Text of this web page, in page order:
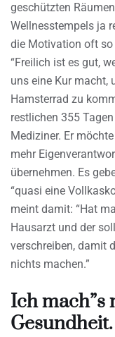
geschützten
Wellnesstempels ja
die Motivation oft so
“Freilich ist es gut,
uns eine Kur macht,
Hamsterrad zu
restlichen 355
Mediziner. Er
mehr
übernehmen. Es
“quasi eine
meint damit: “Hat
Hausarzt und der
verschreiben, damit
nichts machen.”
Ich mach”s
Gesundheit.